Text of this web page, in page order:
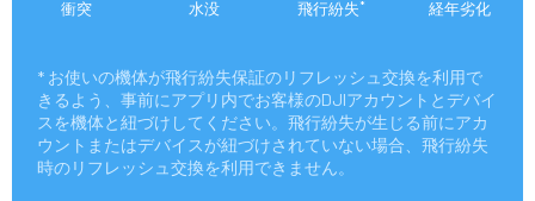
衝突 水没 飛行紛失* 経年劣化
* お使いの機体が飛行紛失保証のリフレッシュ交換を利用で
きるよう、事前にアプリ内でお客様のDJIアカウントとデバイ
スを機体と紐づけしてください。飛行紛失が生じる前にアカ
ウントまたはデバイスが紐づけされていない場合、飛行紛失
時のリフレッシュ交換を利用できません。